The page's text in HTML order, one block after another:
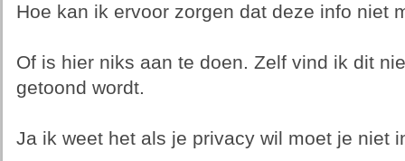
Hoe kan ik ervoor zorgen dat deze info niet
Of is hier niks aan te doen. Zelf vind ik dit
getoond wordt.
Ja ik weet het als je privacy wil moet je niet